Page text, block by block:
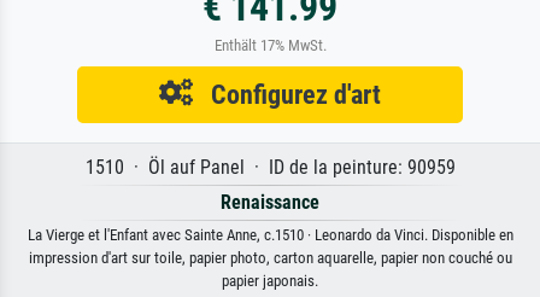
Enthält 17% MwSt.
Configurez d'art
1510 · Öl auf Panel · ID de la peinture: 90959
Renaissance
La Vierge et l'Enfant avec Sainte Anne, c.1510 · Leonardo da Vinci. Disponible en
impression d'art sur toile, papier photo, carton aquarelle, papier non couché ou
papier japonais.